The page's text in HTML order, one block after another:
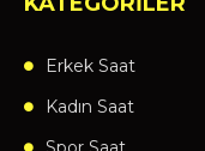
Erkek Saat
Kadın Saat